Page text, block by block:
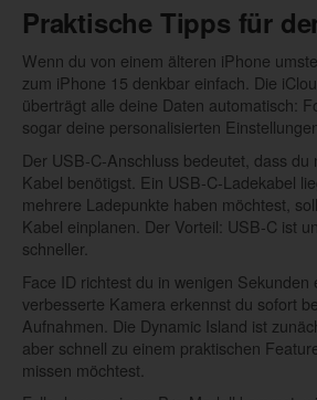
Praktische Tipps für
Wenn du von einem älteren iPhone
zum iPhone 15 denkbar einfach. Die
überträgt alle deine Daten automatisch:
sogar deine personalisierten
Der USB-C-Anschluss bedeutet, dass du
Kabel benötigst. Ein USB-C-Ladekabel
mehrere Ladepunkte haben möchtest,
Kabel einplanen. Der Vorteil: USB-C ist
schneller.
Face ID richtest du in wenigen Sekunden
verbesserte Kamera erkennst du sofort
Aufnahmen. Die Dynamic Island ist
aber schnell zu einem praktischen
missen möchtest.